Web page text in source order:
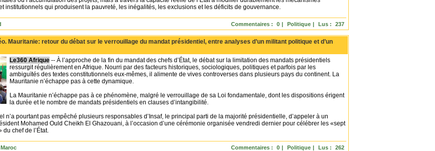
institutionnels qui produisent la pauvreté, les inégalités, les exclusions et les déficits de gouvernance.
Lus : 237
Politique |
Commentaires : 0 |
Mauritanie: retour du débat sur le verrouillage du mandat présidentiel, entre analyses d’un militant politique et d’un
Le360 Afrique -- À l’approche de la fin du mandat des chefs d’État, le débat sur la limitation des mandats présidentiels
ressurgit régulièrement en Afrique. Nourri par des facteurs historiques, sociologiques, politiques et parfois par les
ambiguïtés des textes constitutionnels eux-mêmes, il alimente de vives controverses dans plusieurs pays du continent. La
Mauritanie n’échappe pas à cette dynamique.
La Mauritanie n’échappe pas à ce phénomène, malgré le verrouillage de sa Loi fondamentale, dont les dispositions érigent
la durée et le nombre de mandats présidentiels en clauses d’intangibilité.
n’a pourtant pas empêché plusieurs responsables d’Insaf, le principal parti de la majorité présidentielle, d’appeler à un
Mohamed Ould Cheikh El Ghazouani, à l’occasion d’une cérémonie organisée vendredi dernier pour célébrer les «sept
chef de l’État.
Lus : 262
Politique |
Commentaires : 0 |